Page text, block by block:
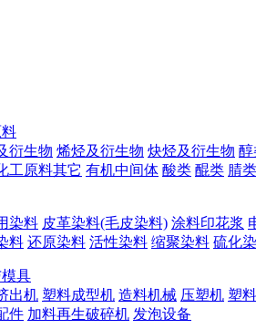
衍生物 烯烃及衍生物 炔烃及衍生物 醇
工原料其它 有机中间体 酸类 醌类 腈类
染料 皮革染料(毛皮染料) 涂料印花浆
料 还原染料 活性染料 缩聚染料 硫化
具
出机 塑料成型机 造料机械 压塑机 塑
件 加料再生破碎机 发泡设备